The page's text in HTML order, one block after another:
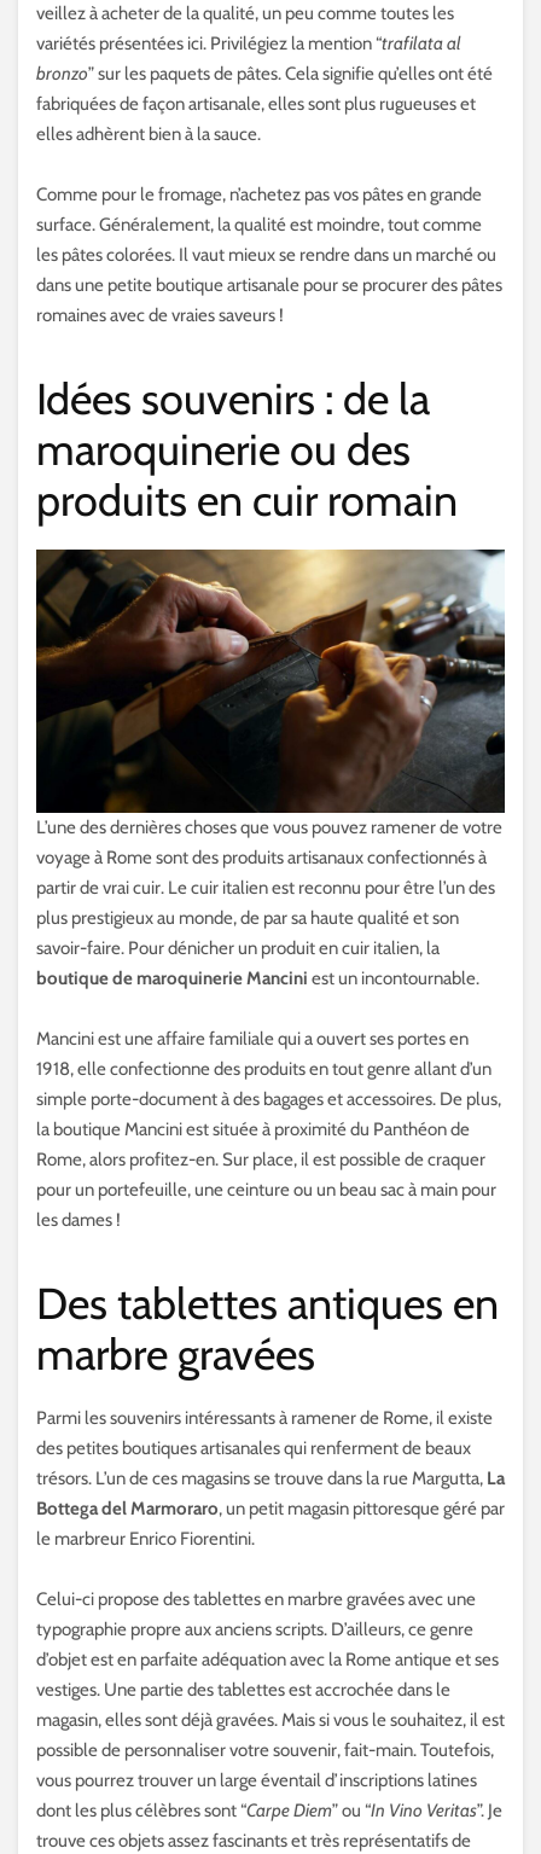
veillez à acheter de la qualité, un peu comme toutes les
variétés présentées ici. Privilégiez la mention “trafilata al
bronzo” sur les paquets de pâtes. Cela signifie qu’elles ont été
fabriquées de façon artisanale, elles sont plus rugueuses et
elles adhèrent bien à la sauce.
Comme pour le fromage, n’achetez pas vos pâtes en grande
surface. Généralement, la qualité est moindre, tout comme
les pâtes colorées. Il vaut mieux se rendre dans un marché ou
dans une petite boutique artisanale pour se procurer des pâtes
romaines avec de vraies saveurs !
Idées souvenirs : de la
maroquinerie ou des
produits en cuir romain
L’une des dernières choses que vous pouvez ramener de votre
voyage à Rome sont des produits artisanaux confectionnés à
partir de vrai cuir. Le cuir italien est reconnu pour être l’un des
plus prestigieux au monde, de par sa haute qualité et son
savoir-faire. Pour dénicher un produit en cuir italien, la
boutique de maroquinerie Mancini est un incontournable.
Mancini est une affaire familiale qui a ouvert ses portes en
1918, elle confectionne des produits en tout genre allant d’un
simple porte-document à des bagages et accessoires. De plus,
la boutique Mancini est située à proximité du Panthéon de
Rome, alors profitez-en. Sur place, il est possible de craquer
pour un portefeuille, une ceinture ou un beau sac à main pour
les dames !
Des tablettes antiques en
marbre gravées
Parmi les souvenirs intéressants à ramener de Rome, il existe
des petites boutiques artisanales qui renferment de beaux
trésors. L’un de ces magasins se trouve dans la rue Margutta, La
Bottega del Marmoraro, un petit magasin pittoresque géré par
le marbreur Enrico Fiorentini.
Celui-ci propose des tablettes en marbre gravées avec une
typographie propre aux anciens scripts. D’ailleurs, ce genre
d’objet est en parfaite adéquation avec la Rome antique et ses
vestiges. Une partie des tablettes est accrochée dans le
magasin, elles sont déjà gravées. Mais si vous le souhaitez, il est
possible de personnaliser votre souvenir, fait-main. Toutefois,
vous pourrez trouver un large éventail d’inscriptions latines
dont les plus célèbres sont “Carpe Diem” ou “In Vino Veritas”. Je
trouve ces objets assez fascinants et très représentatifs de